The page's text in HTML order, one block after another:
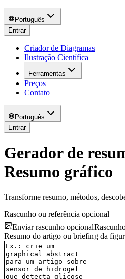
Português
Entrar
Criador de Diagramas
Ilustração Científica
Ferramentas
Preços
Contato
Português
Entrar
Gerador de
Resumo gráfico
Transforme resumo, métodos,
Rascunho ou referência opcional
Enviar rascunho opcional
Resumo do artigo ou briefing da